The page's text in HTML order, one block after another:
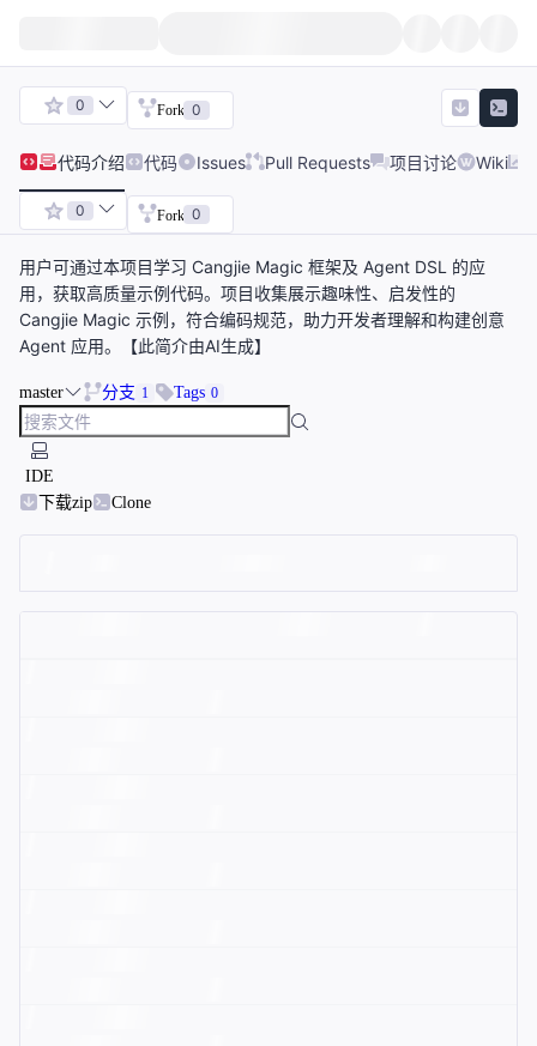
0 Fork 0
代码介绍 代码 Issues Pull Requests 项目讨论 Wiki
0 Fork 0
用户可通过本项目学习 Cangjie Magic 框架及 Agent DSL 的应
用，获取高质量示例代码。项目收集展示趣味性、启发性的
Cangjie Magic 示例，符合编码规范，助力开发者理解和构建创意
Agent 应用。【此简介由AI生成】
master 分支 1 Tags 0
IDE
下载zip
Clone